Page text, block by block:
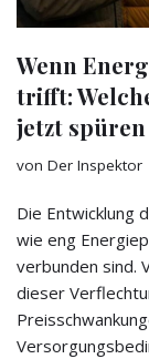
Wenn
trifft:
jetzt spüren
von Der Inspektor
Die Entwicklung
wie eng
verbunden sind.
dieser